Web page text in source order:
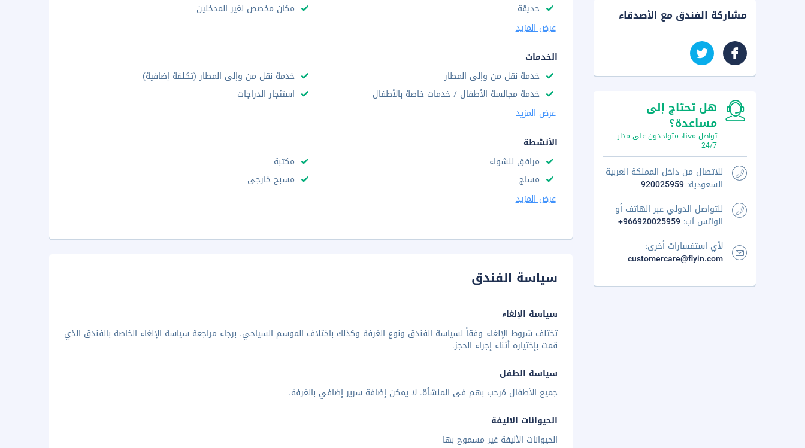
حديقة
مكان مخصص لغير المدخنين
عرض المزيد
الخدمات
خدمة نقل من وإلى المطار
خدمة نقل من وإلى المطار (تكلفة إضافية)
خدمة مجالسة الأطفال / خدمات خاصة بالأطفال
استئجار الدراجات
عرض المزيد
الأنشطة
مرافق للشواء
مكتبة
مساج
مسبح خارجى
عرض المزيد
سياسة الفندق
سياسة الإلغاء
تختلف شروط الإلغاء وفقاً لسياسة الفندق ونوع الغرفة وكذلك باختلاف الموسم السياحي. برجاء مراجعة سياسة الإلغاء الخاصة بالفندق الذي
قمت بإختياره أثناء إجراء الحجز.
سياسة الطفل
جميع الأطفال مُرحب بهم فى المنشأة. لا يمكن إضافة سرير إضافي بالغرفة.
الحيوانات الاليفة
الحيوانات الأليفة غير مسموح بها
مشاركة الفندق مع الأصدقاء
هل تحتاج إلى
مساعدة؟
تواصل معنا، متواجدون على مدار
24/7
للاتصال من داخل المملكة العربية
السعودية: 920025959
للتواصل الدولي عبر الهاتف أو
الواتس آب: +966920025959
لأي استفسارات أخرى:
customercare@flyin.com